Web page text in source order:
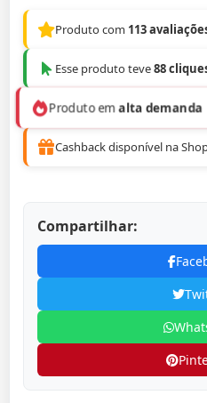
Produto com 113
Esse produto teve88
Produto emalta demanda
Cashback disponível na
Compartilhar: